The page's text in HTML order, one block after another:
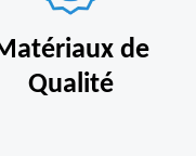
de
Qualité